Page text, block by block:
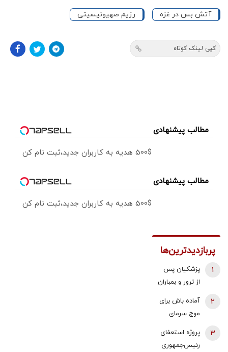
آتش بس در غزه رزیم صهیونیسیتی
کپی لینک کوتاه
مطالب پیشنهادی
500$ هدیه به کاربران جدید،ثبت نام کن
مطالب پیشنهادی
500$ هدیه به کاربران جدید،ثبت نام کن
پربازدیدترین‌ها
پزشکیان پس
از ترور و بمباران
رفت/ واکنش
رهبر شهید
1
آماده باش برای
موج سرمای
دنبال سوخت
2
پروژه استعفای
رئیس‌جمهوری
3